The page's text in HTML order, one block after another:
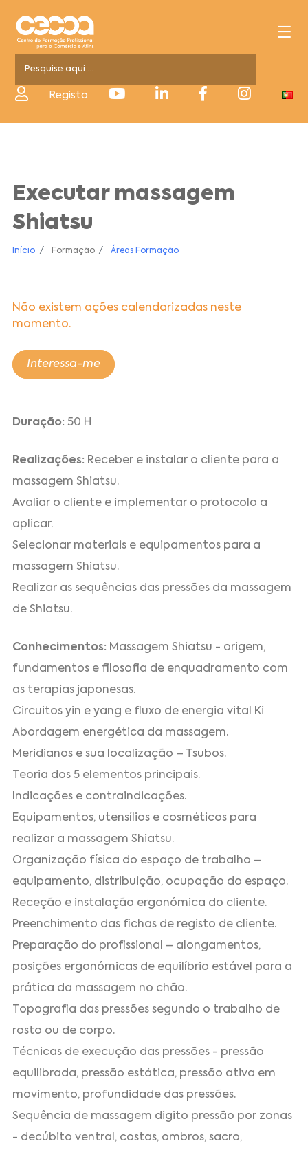
Registo
Executar massagem
Shiatsu
Início Formação Áreas Formação
Não existem ações calendarizadas neste
momento.
Interessa-me
Duração: 50 H
Realizações: Receber e instalar o cliente para a
massagem Shiatsu.
Avaliar o cliente e implementar o protocolo a
aplicar.
Selecionar materiais e equipamentos para a
massagem Shiatsu.
Realizar as sequências das pressões da massagem
de Shiatsu.
Conhecimentos: Massagem Shiatsu - origem,
fundamentos e filosofia de enquadramento com
as terapias japonesas.
Circuitos yin e yang e fluxo de energia vital Ki
Abordagem energética da massagem.
Meridianos e sua localização – Tsubos.
Teoria dos 5 elementos principais.
Indicações e contraindicações.
Equipamentos, utensílios e cosméticos para
realizar a massagem Shiatsu.
Organização física do espaço de trabalho –
equipamento, distribuição, ocupação do espaço.
Receção e instalação ergonómica do cliente.
Preenchimento das fichas de registo de cliente.
Preparação do profissional – alongamentos,
posições ergonómicas de equilíbrio estável para a
prática da massagem no chão.
Topografia das pressões segundo o trabalho de
rosto ou de corpo.
Técnicas de execução das pressões - pressão
equilibrada, pressão estática, pressão ativa em
movimento, profundidade das pressões.
Sequência de massagem digito pressão por zonas
- decúbito ventral, costas, ombros, sacro,